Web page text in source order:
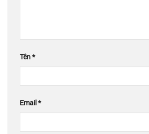
Tên*
Email *